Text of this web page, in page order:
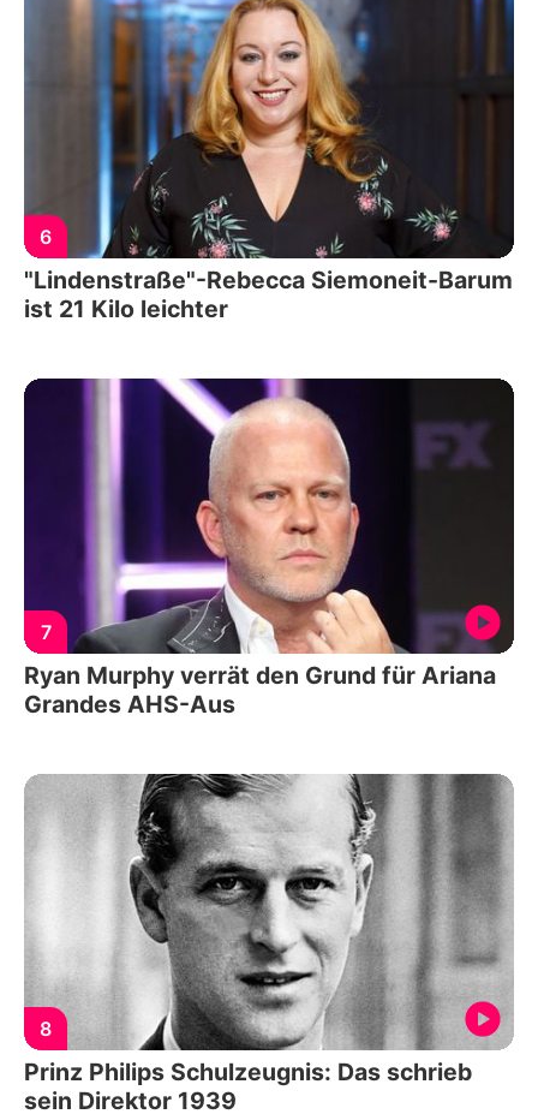
6
"Lindenstraße"-Rebecca Siemoneit-Barum
ist 21 Kilo leichter
7
Ryan Murphy verrät den Grund für Ariana
Grandes AHS-Aus
8
Prinz Philips Schulzeugnis: Das schrieb
sein Direktor 1939